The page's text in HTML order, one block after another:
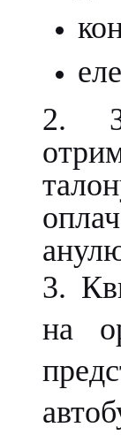
2.
талон
3.
на